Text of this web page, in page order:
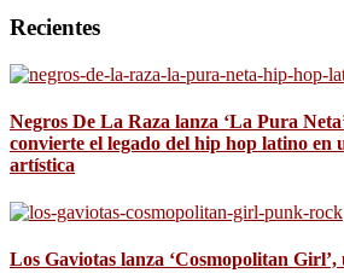
Recientes
Negros De La Raza lanza ‘La Pura
convierte el legado del hip hop latino en
artística
Los Gaviotas lanza ‘Cosmopolitan Girl’,